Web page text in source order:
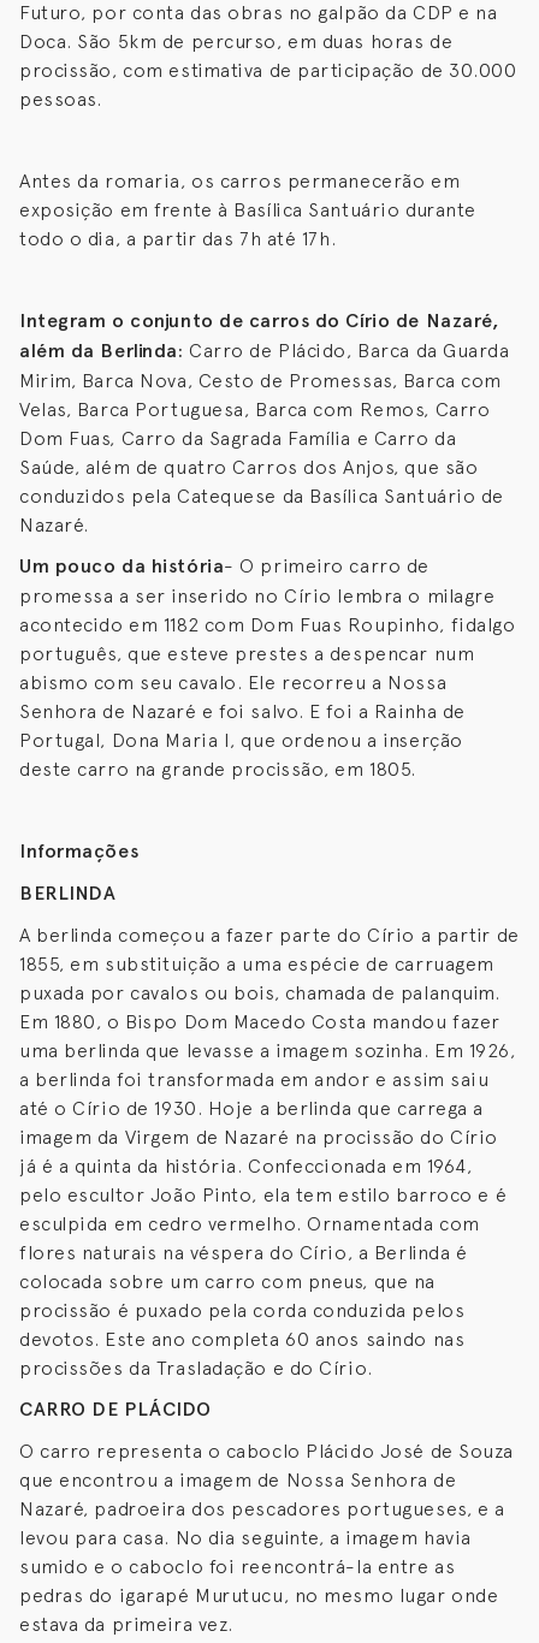
Futuro, por conta das obras no galpão da CDP e na
Doca. São 5km de percurso, em duas horas de
procissão, com estimativa de participação de 30.000
pessoas.
Antes da romaria, os carros permanecerão em
exposição em frente à Basílica Santuário durante
todo o dia, a partir das 7h até 17h.
Integram o conjunto de carros do Círio de Nazaré,
além da Berlinda: Carro de Plácido, Barca da Guarda
Mirim, Barca Nova, Cesto de Promessas, Barca com
Velas, Barca Portuguesa, Barca com Remos, Carro
Dom Fuas, Carro da Sagrada Família e Carro da
Saúde, além de quatro Carros dos Anjos, que são
conduzidos pela Catequese da Basílica Santuário de
Nazaré.
Um pouco da história- O primeiro carro de
promessa a ser inserido no Círio lembra o milagre
acontecido em 1182 com Dom Fuas Roupinho, fidalgo
português, que esteve prestes a despencar num
abismo com seu cavalo. Ele recorreu a Nossa
Senhora de Nazaré e foi salvo. E foi a Rainha de
Portugal, Dona Maria I, que ordenou a inserção
deste carro na grande procissão, em 1805.
Informações
BERLINDA
A berlinda começou a fazer parte do Círio a partir de
1855, em substituição a uma espécie de carruagem
puxada por cavalos ou bois, chamada de palanquim.
Em 1880, o Bispo Dom Macedo Costa mandou fazer
uma berlinda que levasse a imagem sozinha. Em 1926,
a berlinda foi transformada em andor e assim saiu
até o Círio de 1930. Hoje a berlinda que carrega a
imagem da Virgem de Nazaré na procissão do Círio
já é a quinta da história. Confeccionada em 1964,
pelo escultor João Pinto, ela tem estilo barroco e é
esculpida em cedro vermelho. Ornamentada com
flores naturais na véspera do Círio, a Berlinda é
colocada sobre um carro com pneus, que na
procissão é puxado pela corda conduzida pelos
devotos. Este ano completa 60 anos saindo nas
procissões da Trasladação e do Círio.
CARRO DE PLÁCIDO
O carro representa o caboclo Plácido José de Souza
que encontrou a imagem de Nossa Senhora de
Nazaré, padroeira dos pescadores portugueses, e a
levou para casa. No dia seguinte, a imagem havia
sumido e o caboclo foi reencontrá-la entre as
pedras do igarapé Murutucu, no mesmo lugar onde
estava da primeira vez.